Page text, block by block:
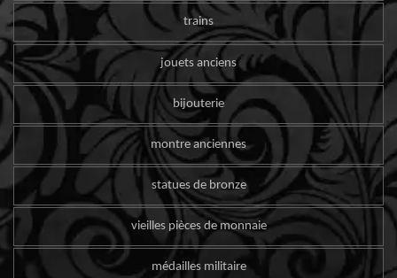
trains
jouets anciens
bijouterie
montre anciennes
statues de bronze
vieilles pièces de monnaie
médailles militaire